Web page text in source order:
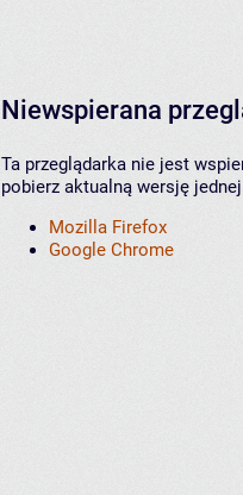
Niewspierana
Ta przeglądarka nie jest
pobierz aktualną wersję
Mozilla Firefox
Google Chrome